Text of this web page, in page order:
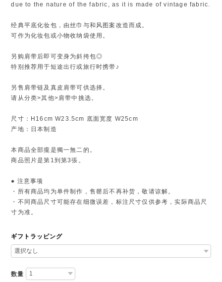
due to the nature of the fabric, as it is made of vintage fabric.
经典平底化妆包，由丝巾与和风图案改造而成。
可作为化妆包或小物收纳袋使用。
另购肩带后即可变身为斜挎包◎
特别推荐用于短途出行或旅行时携带♪
另售肩带链及真皮肩带可供选择。
请从分类>其他>肩带中挑选。
尺寸：H16cm W23.5cm 底面宽度 W25cm
产地：日本制造
本商品全部攏是獨一無二的。
商品照片是第1到第3張。
● 注意事项
・所有商品均为单件制作，售罄后不再补货，敬请谅解。
・不同商品尺寸可能存在细微误差，标注尺寸仅供参考，实际商品尺
寸为准。
ギフトラッピング
数量